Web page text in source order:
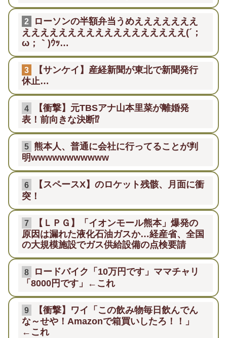
2
ローソンの半額弁当うめえええええええ
ええええええええええええええええええ(´；
ω；｀)ｳｯ…
3
【サンケイ】産経新聞が東北で新聞発行
休止…
4
【衝撃】元TBSアナ山本里菜が離婚発
表！前向きな決断⁉
5
熊本人、普通に会社に行ってることが判
明wwwwwwwwwww
6
【スペースX】のロケット残骸、月面に衝
突！
7
【ＬＰＧ】「イオンモール熊本」爆発の
原因は漏れた液化石油ガスか…経産省、全国
の大規模施設でガス供給設備の点検要請
8
ロードバイク「10万円です」ママチャリ
「8000円です」←これ
9
【衝撃】ワイ「この飲み物毎日飲んでん
な～せや！Amazonで箱買いしたろ！！」
←これ